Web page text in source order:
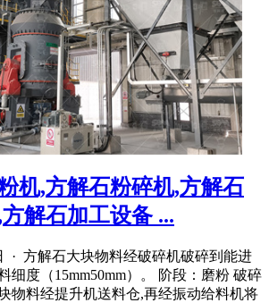
机,方解石粉碎机,方解石
解石加工设备 ...
· 方解石大块物料经破碎机破碎到能进
细度（15mm50mm）。 阶段：磨粉 破碎
物料经提升机送料仓,再经振动给料机将